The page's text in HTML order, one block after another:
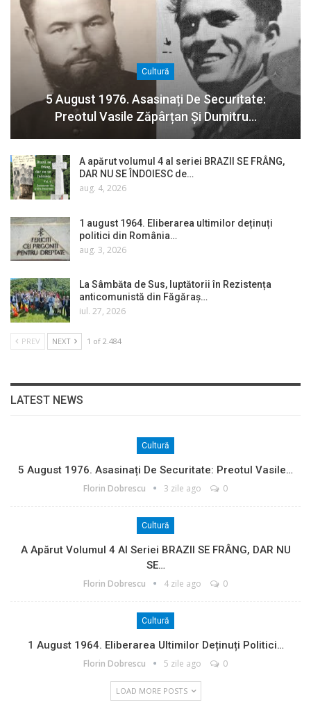
Cultură
5 August 1976. Asasinați De Securitate:
Preotul Vasile Zăpârțan Și Dumitru…
A apărut volumul 4 al seriei BRAZII SE FRÂNG,
DAR NU SE ÎNDOIESC de…
aug. 4, 2026
1 august 1964. Eliberarea ultimilor deținuți
politici din România…
aug. 3, 2026
La Sâmbăta de Sus, luptătorii în Rezistența
anticomunistă din Făgăraș…
iul. 27, 2026
PREV NEXT 1 of 2.484
LATEST NEWS
Cultură
5 August 1976. Asasinați De Securitate: Preotul Vasile…
Florin Dobrescu 3 zile ago 0
Cultură
A Apărut Volumul 4 Al Seriei BRAZII SE FRÂNG, DAR NU
SE…
Florin Dobrescu 4 zile ago 0
Cultură
1 August 1964. Eliberarea Ultimilor Deținuți Politici…
Florin Dobrescu 5 zile ago 0
LOAD MORE POSTS